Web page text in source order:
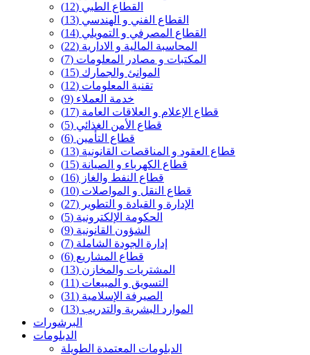
القطاع الطبي (12)
القطاع الفني و الهندسي (13)
القطاع المصرفي و التمويلي (14)
المحاسبة المالية و الادارية (22)
المكتبات و مصادر المعلومات (7)
الموانئ والجمارك (15)
تقنية المعلومات (12)
خدمة العملاء (9)
قطاع الإعلام و العلاقات العامة (17)
قطاع الأمن الغذائي (5)
قطاع التأمين (6)
قطاع العقود و المناقصات القانونية (13)
قطاع الكهرباء و الصيانة (15)
قطاع النفط والغاز (16)
قطاع النقل و المواصلات (10)
الإدارة و القيادة و التطوير (27)
الحكومة الإلكترونية (5)
الشؤون القانونية (9)
إدارة الجودة الشاملة (7)
قطاع المشاريع (6)
المشتريات والمخازن (13)
التسويق و المبيعات (11)
الصيرفة الإسلامية (31)
الموارد البشرية والتدريب (13)
البرشورات
الدبلومات
الدبلومات المعتمدة الطويلة